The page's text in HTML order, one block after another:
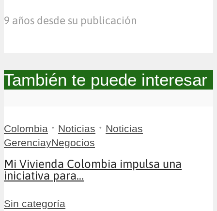
9 años desde su publicación
También te puede interesar
Colombia • Noticias • Noticias
GerenciayNegocios
Mi Vivienda Colombia impulsa una
iniciativa para...
Sin categoría